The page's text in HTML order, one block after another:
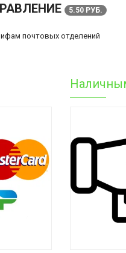
5.50 РУБ.
почтовых отделений